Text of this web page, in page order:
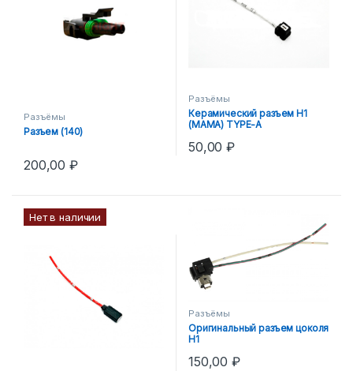
Разъёмы
Разъем (140)
200,00₽
Разъёмы
Керамический разъем Н1
(МАМА) TYPE-A
50,00₽
Нет в наличии
Разъёмы
Оригинальный разъем цоколя
H1
150,00₽